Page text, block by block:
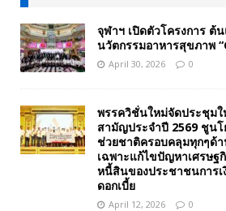
จุฬาฯ เปิดตัวโครงการ ต้
นวัตกรรมอาหารสุขภาพ
April 30, 2026 0
พรรควิชั่นใหม่จัดประชุม
สามัญประจำปี 2569 ชูนโ
ช่วยชาติครอบคลุมทุกๆด้
เฉพาะแก้ไขปัญหาเศรษฐ
หนี้สินของประชาชนการเ
ดอกเบี้ย
April 12, 2026 0